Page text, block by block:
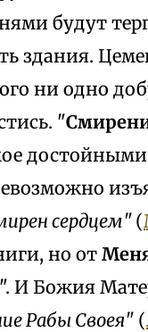
будут
здания.
ни одно
"
сердцем" (
но от
И Божия
Рабы Своея" (